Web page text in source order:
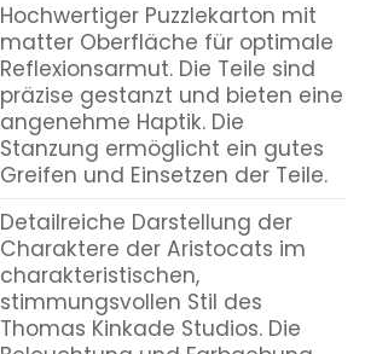
Hochwertiger Puzzlekarton mit
matter Oberfläche für optimale
Reflexionsarmut. Die Teile sind
präzise gestanzt und bieten eine
angenehme Haptik. Die
Stanzung ermöglicht ein gutes
Greifen und Einsetzen der Teile.
Detailreiche Darstellung der
Charaktere der Aristocats im
charakteristischen,
stimmungsvollen Stil des
Thomas Kinkade Studios. Die